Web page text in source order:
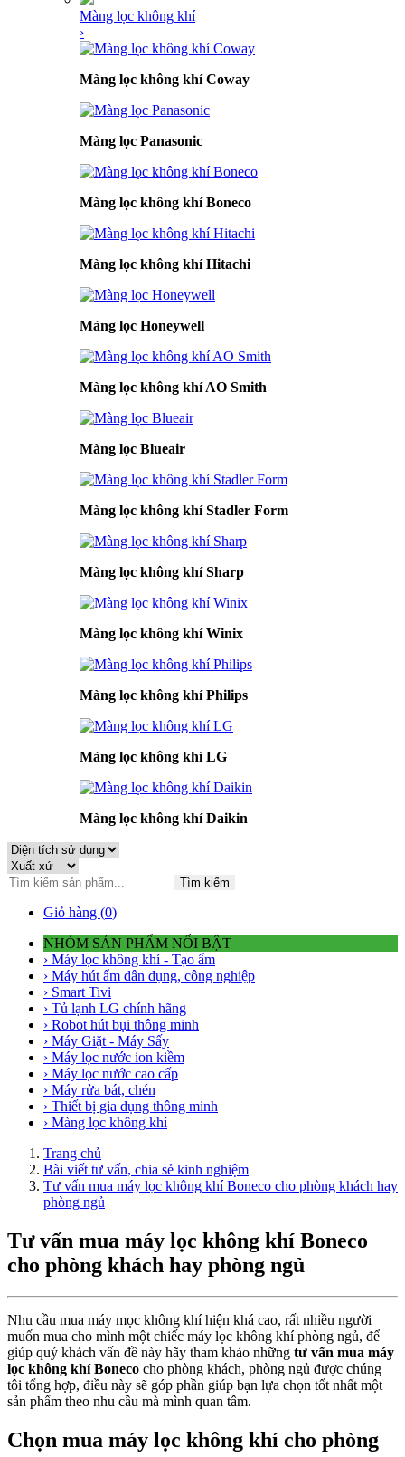
Màng lọc không khí
›
Màng lọc không khí Coway
Màng lọc Panasonic
Màng lọc không khí Boneco
Màng lọc không khí Hitachi
Màng lọc Honeywell
Màng lọc không khí AO Smith
Màng lọc Blueair
Màng lọc không khí Stadler Form
Màng lọc không khí Sharp
Màng lọc không khí Winix
Màng lọc không khí Philips
Màng lọc không khí LG
Màng lọc không khí Daikin
Tìm kiếm
Giỏ hàng (0)
NHÓM SẢN PHẨM NỔI BẬT
› Máy lọc không khí - Tạo ẩm
› Máy hút ẩm dân dụng, công nghiệp
› Smart Tivi
› Tủ lạnh LG chính hãng
› Robot hút bụi thông minh
› Máy Giặt - Máy Sấy
› Máy lọc nước ion kiềm
› Máy lọc nước cao cấp
› Máy rửa bát, chén
› Thiết bị gia dụng thông minh
› Màng lọc không khí
Trang chủ
Bài viết tư vấn, chia sẻ kinh nghiệm
Tư vấn mua máy lọc không khí Boneco cho phòng khách hay
phòng ngủ
Tư vấn mua máy lọc không khí Boneco
cho phòng khách hay phòng ngủ
Nhu cầu mua máy mọc không khí hiện khá cao, rất nhiều người
muốn mua cho mình một chiếc máy lọc không khí phòng ngủ, để
giúp quý khách vấn đề này hãy tham khảo những tư vấn mua máy
lọc không khí Boneco cho phòng khách, phòng ngủ được chúng
tôi tổng hợp, điều này sẽ góp phần giúp bạn lựa chọn tốt nhất một
sản phẩm theo nhu cầu mà mình quan tâm.
Chọn mua máy lọc không khí cho phòng